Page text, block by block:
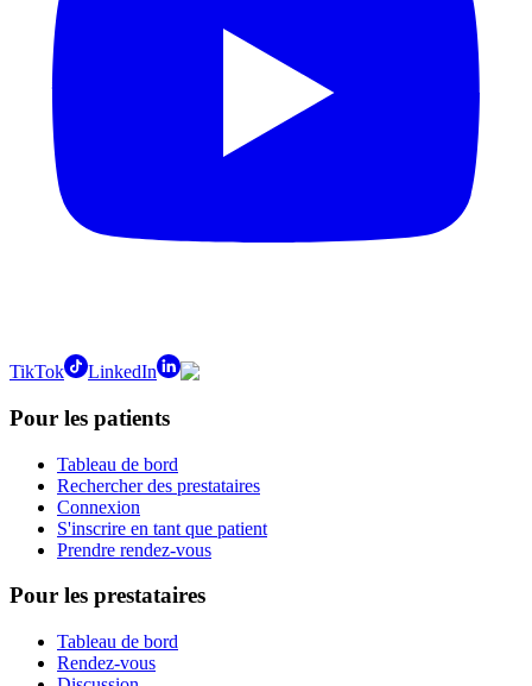
TikTok LinkedIn
Pour les patients
Tableau de bord
Rechercher des prestataires
Connexion
S'inscrire en tant que patient
Prendre rendez-vous
Pour les prestataires
Tableau de bord
Rendez-vous